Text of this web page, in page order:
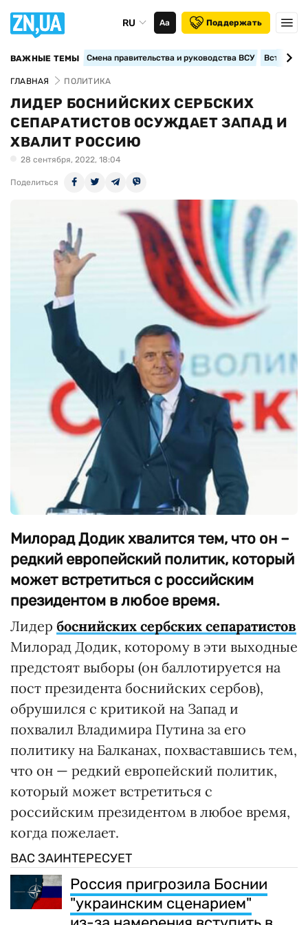
RU Аа Поддержать
ВАЖНЫЕ ТЕМЫ Смена правительства и руководства ВСУ
ГЛАВНАЯ ПОЛИТИКА
ЛИДЕР БОСНИЙСКИХ СЕРБСКИХ
СЕПАРАТИСТОВ ОСУЖДАЕТ ЗАПАД И
ХВАЛИТ РОССИЮ
28 сентября, 2022, 18:04
Поделиться
Милорад Додик хвалится тем, что он –
редкий европейский политик, который
может встретиться с российским
президентом в любое время.
Лидер боснийских сербских сепаратистов
Милорад Додик, которому в эти выходные
предстоят выборы (он баллотируется на
пост президента боснийских сербов),
обрушился с критикой на Запад и
похвалил Владимира Путина за его
политику на Балканах, похваставшись тем,
что он — редкий европейский политик,
который может встретиться с
российским президентом в любое время,
когда пожелает.
ВАС ЗАИНТЕРЕСУЕТ
Россия пригрозила Боснии
"украинским сценарием"